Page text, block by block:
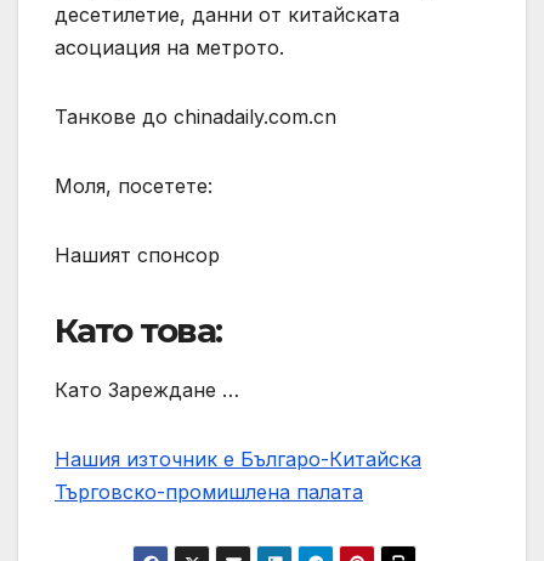
десетилетие, данни от китайската
асоциация на метрото.
Танкове до chinadaily.com.cn
Моля, посетете:
Нашият спонсор
Като това:
Като Зареждане …
Нашия източник е Българо-Китайска
Търговско-промишлена палaта